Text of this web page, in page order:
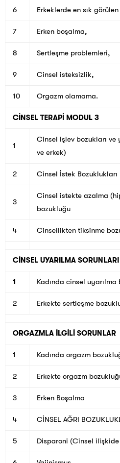
6 Erkeklerde en sık
7 Erken boşalma,
8 Sertleşme problemleri,
9 Cinsel isteksizlik,
10 Orgazm olamama.
CİNSEL TERAPİ MODUL 3
1
Cinsel işlev bozukları ve
ve erkek)
2 Cinsel İstek Bozuklukları
3
Cinsel istekte azalma
bozukluğu
4 Cinsellikten tiksinme
CİNSEL UYARILMA SORUNLARI
1 Kadında cinsel uyarılma
2 Erkekte sertleşme
ORGAZMLA İLGİLİ SORUNLAR
1 Kadında orgazm
2 Erkekte orgazm
3 Erken Boşalma
4 CİNSEL AĞRI
5 Disparoni (Cinsel